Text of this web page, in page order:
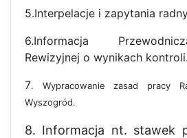
5.Interpelacje i zapytania
6.Informacja
Rewizyjnej o wynikach kontroli.
7. Wypracowanie zasad pracy
Wyszogród.
8. Informacja nt. stawek